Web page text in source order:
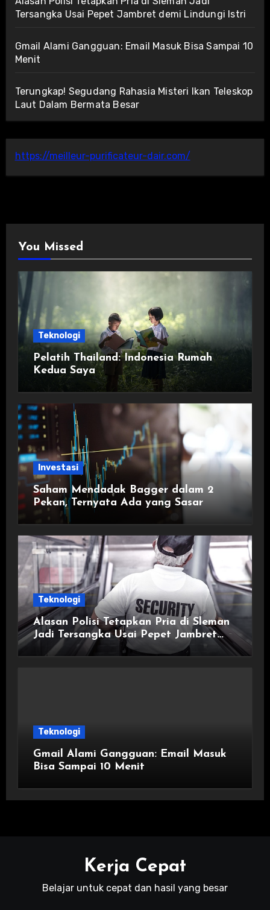
Tersangka Usai Pepet Jambret demi Lindungi Istri
Gmail Alami Gangguan: Email Masuk Bisa Sampai 10
Menit
Terungkap! Segudang Rahasia Misteri Ikan Teleskop
Laut Dalam Bermata Besar
https://meilleur-purificateur-dair.com/
You Missed
Teknologi
Pelatih Thailand: Indonesia Rumah
Kedua Saya
Investasi
Saham Mendadak Bagger dalam 2
Pekan, Ternyata Ada yang Sasar
Teknologi
Alasan Polisi Tetapkan Pria di Sleman
Jadi Tersangka Usai Pepet Jambret
demi Lindungi Istri
Teknologi
Gmail Alami Gangguan: Email Masuk
Bisa Sampai 10 Menit
Kerja Cepat
Belajar untuk cepat dan hasil yang besar